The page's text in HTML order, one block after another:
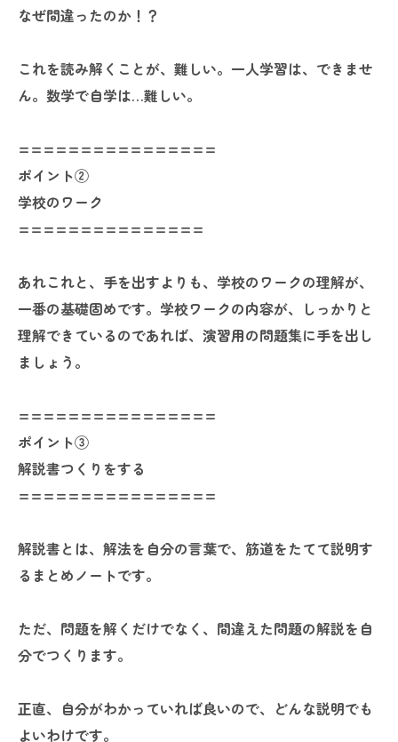
なぜ間違ったのか！？
これを読み解くことが、難しい。一人学習は、できませ
ん。数学で自学は…難しい。
================
ポイント②
学校のワーク
===============
あれこれと、手を出すよりも、学校のワークの理解が、
一番の基礎固めです。学校ワークの内容が、しっかりと
理解できているのであれば、演習用の問題集に手を出し
ましょう。
================
ポイント③
解説書つくりをする
================
解説書とは、解法を自分の言葉で、筋道をたてて説明す
るまとめノートです。
ただ、問題を解くだけでなく、間違えた問題の解説を自
分でつくります。
正直、自分がわかっていれば良いので、どんな説明でも
よいわけです。